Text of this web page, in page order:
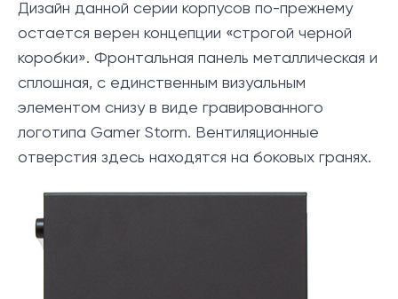
Дизайн данной серии корпусов по-прежнему
остается верен концепции «строгой черной
коробки». Фронтальная панель металлическая и
сплошная, с единственным визуальным
элементом снизу в виде гравированного
логотипа Gamer Storm. Вентиляционные
отверстия здесь находятся на боковых гранях.